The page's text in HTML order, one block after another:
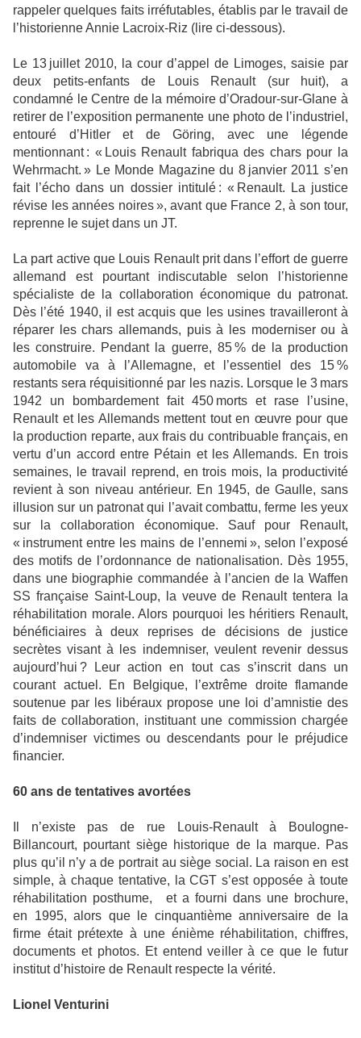
rappeler quelques faits irréfutables, établis par le travail de
l’historienne Annie Lacroix-Riz (lire ci-dessous).
Le 13 juillet 2010, la cour d’appel de Limoges, saisie par
deux petits-enfants de Louis Renault (sur huit), a
condamné le Centre de la mémoire ­d’Oradour-sur-Glane à
retirer de l’exposition permanente une photo de l’industriel,
entouré d’Hitler et de Göring, avec une légende
mentionnant : « Louis Renault fabriqua des chars pour la
Wehrmacht. » Le Monde Magazine du 8 janvier 2011 s’en
fait l’écho dans un dossier intitulé : « Renault. La justice
révise les années noires », avant que France 2, à son tour,
reprenne le sujet dans un JT.
La part active que Louis Renault prit dans l’effort de guerre
allemand est pourtant indiscutable selon l’historienne
spécialiste de la collaboration économique du patronat.
Dès l’été 1940, il est acquis que les usines travailleront à
réparer les chars allemands, puis à les moderniser ou à
les construire. Pendant la guerre, 85 % de la production
automobile va à l’Allemagne, et l’essentiel des 15 %
restants sera réquisitionné par les nazis. Lorsque le 3 mars
1942 un bombardement fait 450 morts et rase l’usine,
Renault et les Allemands mettent tout en œuvre pour que
la production reparte, aux frais du contribuable français, en
vertu d’un accord entre Pétain et les Allemands. En trois
semaines, le travail reprend, en trois mois, la productivité
revient à son niveau antérieur. En 1945, de Gaulle, sans
illusion sur un patronat qui l’avait combattu, ferme les yeux
sur la collaboration économique. Sauf pour Renault,
« instrument entre les mains de l’ennemi », selon l’exposé
des motifs de l’ordonnance de nationalisation. Dès 1955,
dans une biographie commandée à l’ancien de la Waffen
SS française Saint-Loup, la veuve de Renault tentera la
réhabilitation morale. Alors pourquoi les héritiers Renault,
bénéficiaires à deux reprises de décisions de justice
secrètes visant à les indemniser, veulent revenir dessus
aujourd’hui ? Leur action en tout cas s’inscrit dans un
courant actuel. En Belgique, l’extrême droite flamande
soutenue par les libéraux propose une loi d’amnistie des
faits de collaboration, instituant une commission chargée
d’indemniser victimes ou descendants pour le préjudice
financier.
60 ans de tentatives avortées
Il n’existe pas de rue Louis-Renault à Boulogne-
Billancourt, pourtant siège historique de la marque. Pas
plus qu’il n’y a de portrait au siège social. La raison en est
simple, à chaque tentative, la CGT s’est opposée à toute
réhabilitation posthume, et a fourni dans une brochure,
en 1995, alors que le cinquantième anniversaire de la
firme était prétexte à une énième réhabilitation, chiffres,
documents et photos. Et entend veiller à ce que le futur
institut d’histoire de Renault respecte la vérité.
Lionel Venturini